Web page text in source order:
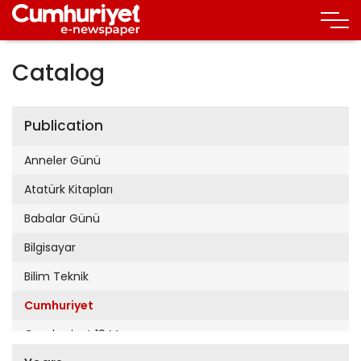
Catalog
Publication
Anneler Günü
Atatürk Kitapları
Babalar Günü
Bilgisayar
Bilim Teknik
Cumhuriyet
Cumhuriyet 19 Mayıs